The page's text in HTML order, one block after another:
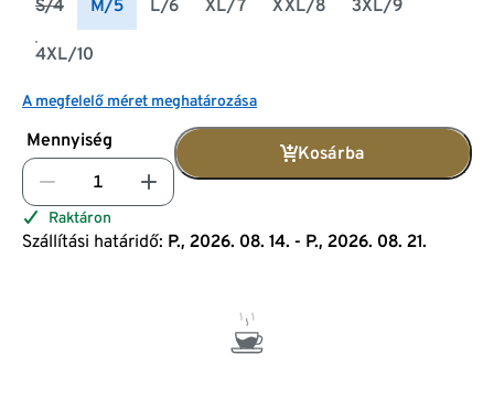
S/4 M/5 L/6 XL/7 XXL/8 3XL/9
4XL/10
A megfelelő méret meghatározása
Mennyiség
Kosárba
Raktáron
Szállítási határidő: P., 2026. 08. 14. - P., 2026. 08. 21.